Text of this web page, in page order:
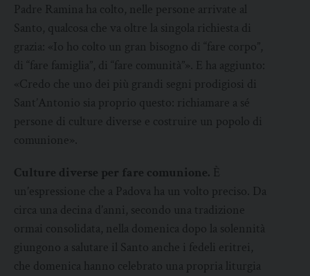
Padre Ramina ha colto, nelle persone arrivate al
Santo, qualcosa che va oltre la singola richiesta di
grazia: «Io ho colto un gran bisogno di “fare corpo”,
di “fare famiglia”, di “fare comunità”». E ha aggiunto:
«Credo che uno dei più grandi segni prodigiosi di
Sant’Antonio sia proprio questo: richiamare a sé
persone di culture diverse e costruire un popolo di
comunione».
Culture diverse per fare comunione. È
un’espressione che a Padova ha un volto preciso. Da
circa una decina d’anni, secondo una tradizione
ormai consolidata, nella domenica dopo la solennità
giungono a salutare il Santo anche i fedeli eritrei,
che domenica hanno celebrato una propria liturgia